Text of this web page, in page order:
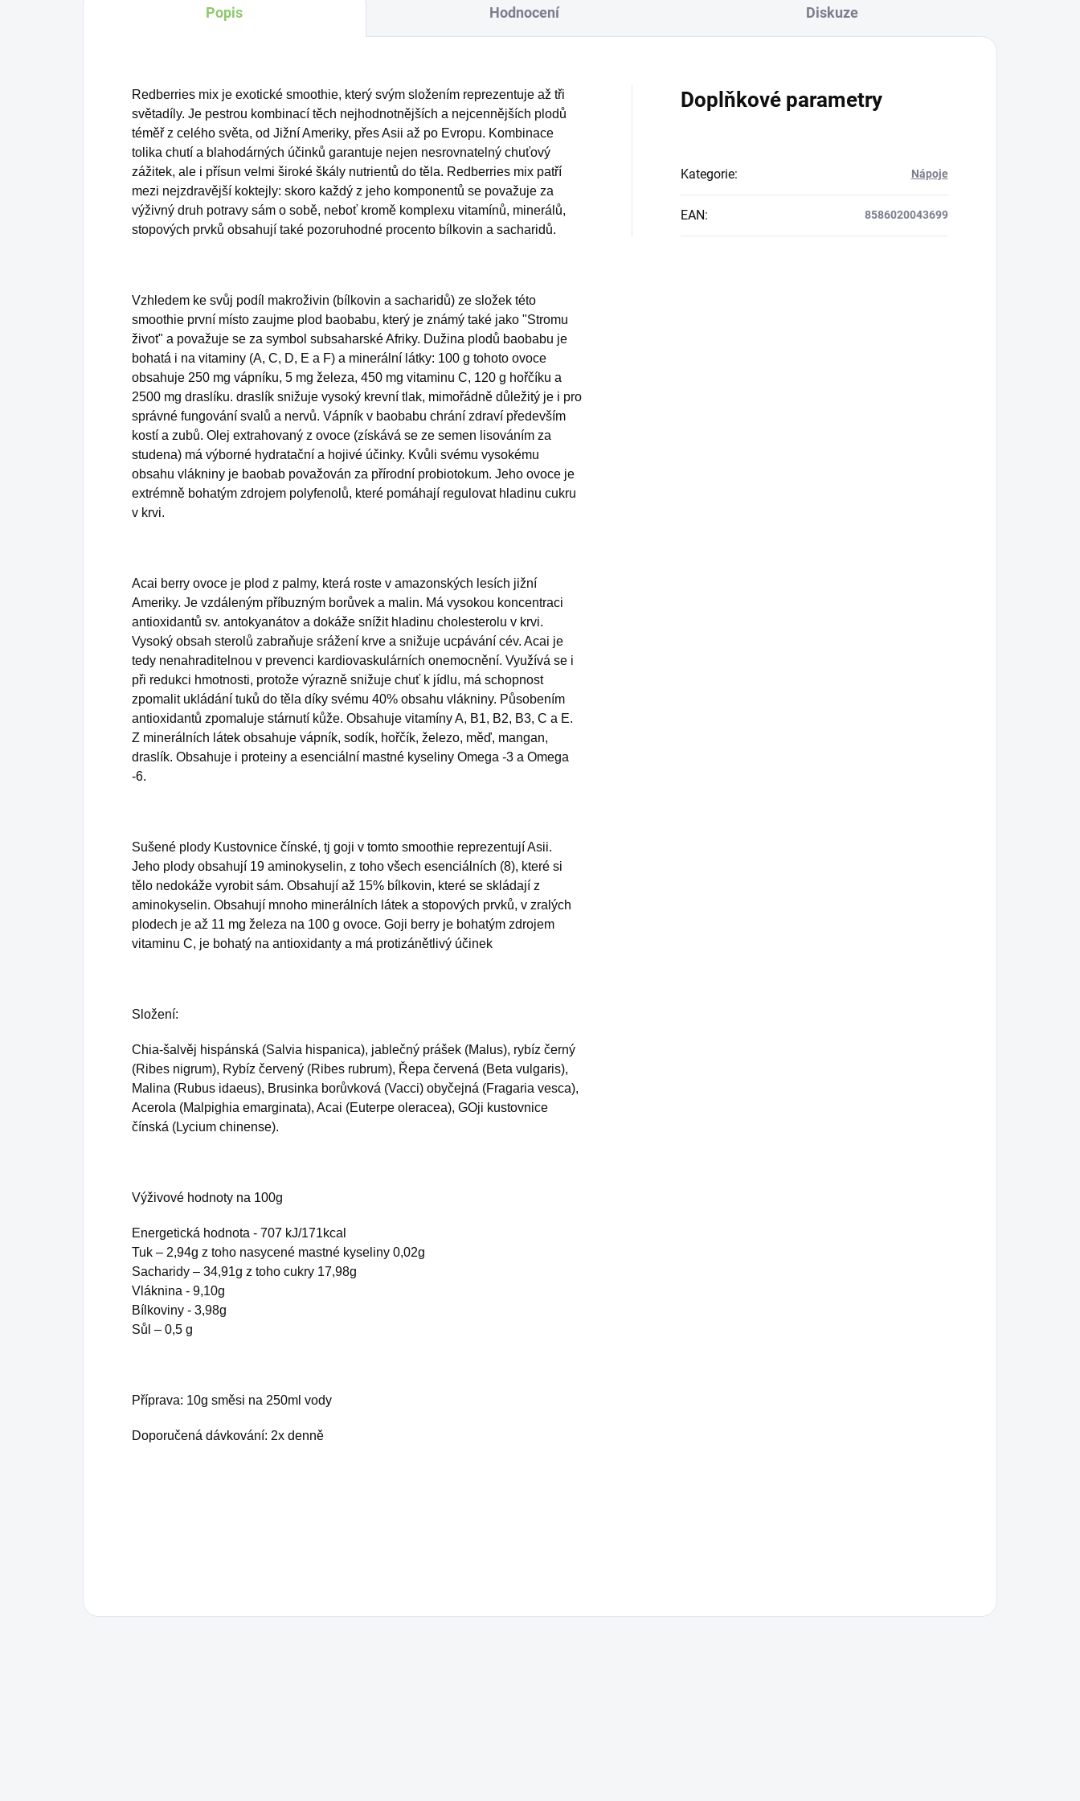
Popis Hodnocení Diskuze
Redberries mix je exotické smoothie, který svým složením reprezentuje až tři
světadíly. Je pestrou kombinací těch nejhodnotnějších a nejcennějších plodů
téměř z celého světa, od Jižní Ameriky, přes Asii až po Evropu. Kombinace
tolika chutí a blahodárných účinků garantuje nejen nesrovnatelný chuťový
zážitek, ale i přísun velmi široké škály nutrientů do těla. Redberries mix patří
mezi nejzdravější koktejly: skoro každý z jeho komponentů se považuje za
výživný druh potravy sám o sobě, neboť kromě komplexu vitamínů, minerálů,
stopových prvků obsahují také pozoruhodné procento bílkovin a sacharidů.
Vzhledem ke svůj podíl makroživin (bílkovin a sacharidů) ze složek této
smoothie první místo zaujme plod baobabu, který je známý také jako "Stromu
život" a považuje se za symbol subsaharské Afriky. Dužina plodů baobabu je
bohatá i na vitaminy (A, C, D, E a F) a minerální látky: 100 g tohoto ovoce
obsahuje 250 mg vápníku, 5 mg železa, 450 mg vitaminu C, 120 g hořčíku a
2500 mg draslíku. draslík snižuje vysoký krevní tlak, mimořádně důležitý je i pro
správné fungování svalů a nervů. Vápník v baobabu chrání zdraví především
kostí a zubů. Olej extrahovaný z ovoce (získává se ze semen lisováním za
studena) má výborné hydratační a hojivé účinky. Kvůli svému vysokému
obsahu vlákniny je baobab považován za přírodní probiotokum. Jeho ovoce je
extrémně bohatým zdrojem polyfenolů, které pomáhají regulovat hladinu cukru
v krvi.
Acai berry ovoce je plod z palmy, která roste v amazonských lesích jižní
Ameriky. Je vzdáleným příbuzným borůvek a malin. Má vysokou koncentraci
antioxidantů sv. antokyanátov a dokáže snížit hladinu cholesterolu v krvi.
Vysoký obsah sterolů zabraňuje srážení krve a snižuje ucpávání cév. Acai je
tedy nenahraditelnou v prevenci kardiovaskulárních onemocnění. Využívá se i
při redukci hmotnosti, protože výrazně snižuje chuť k jídlu, má schopnost
zpomalit ukládání tuků do těla díky svému 40% obsahu vlákniny. Působením
antioxidantů zpomaluje stárnutí kůže. Obsahuje vitamíny A, B1, B2, B3, C a E.
Z minerálních látek obsahuje vápník, sodík, hořčík, železo, měď, mangan,
draslík. Obsahuje i proteiny a esenciální mastné kyseliny Omega -3 a Omega
-6.
Sušené plody Kustovnice čínské, tj goji v tomto smoothie reprezentují Asii.
Jeho plody obsahují 19 aminokyselin, z toho všech esenciálních (8), které si
tělo nedokáže vyrobit sám. Obsahují až 15% bílkovin, které se skládají z
aminokyselin. Obsahují mnoho minerálních látek a stopových prvků, v zralých
plodech je až 11 mg železa na 100 g ovoce. Goji berry je bohatým zdrojem
vitaminu C, je bohatý na antioxidanty a má protizánětlivý účinek
Složení:
Chia-šalvěj hispánská (Salvia hispanica), jablečný prášek (Malus), rybíz černý
(Ribes nigrum), Rybíz červený (Ribes rubrum), Řepa červená (Beta vulgaris),
Malina (Rubus idaeus), Brusinka borůvková (Vacci) obyčejná (Fragaria vesca),
Acerola (Malpighia emarginata), Acai (Euterpe oleracea), GOji kustovnice
čínská (Lycium chinense).
Výživové hodnoty na 100g
Energetická hodnota - 707 kJ/171kcal
Tuk – 2,94g z toho nasycené mastné kyseliny 0,02g
Sacharidy – 34,91g z toho cukry 17,98g
Vláknina - 9,10g
Bílkoviny - 3,98g
Sůl – 0,5 g
Příprava: 10g směsi na 250ml vody
Doporučená dávkování: 2x denně
Doplňkové parametry
Kategorie: Nápoje
EAN: 8586020043699